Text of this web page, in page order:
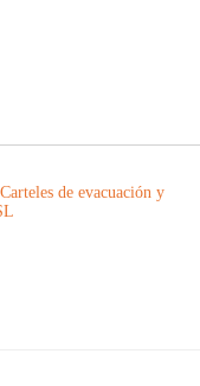
Carteles de evacuación y